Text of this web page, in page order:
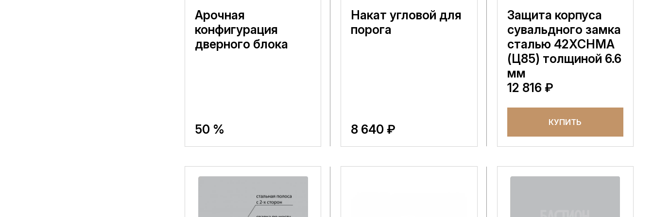
Арочная
конфигурация
дверного блока
50 %
Накат угловой для
порога
8 640 ₽
Защита корпуса
сувальдного замка
сталью 42XCHMA
(Ц85) толщиной 6.6
мм
12 816 ₽
КУПИТЬ